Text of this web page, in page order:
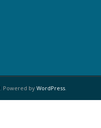
. Powered by WordPress.